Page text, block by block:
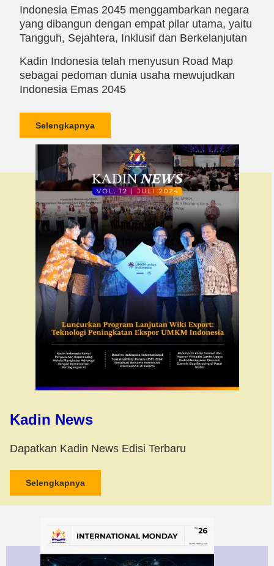
Indonesia Emas 2045 menggambarkan negara
yang dibangun dengan empat pilar utama, yaitu
Tangguh, Sejahtera, Inklusif dan Berkelanjutan
Kadin Indonesia telah menyusun Road Map
sebagai pedoman dunia usaha mewujudkan
Indonesia Emas 2045
Selengkapnya
Kadin News
Dapatkan Kadin News Edisi Terbaru
Selengkapnya